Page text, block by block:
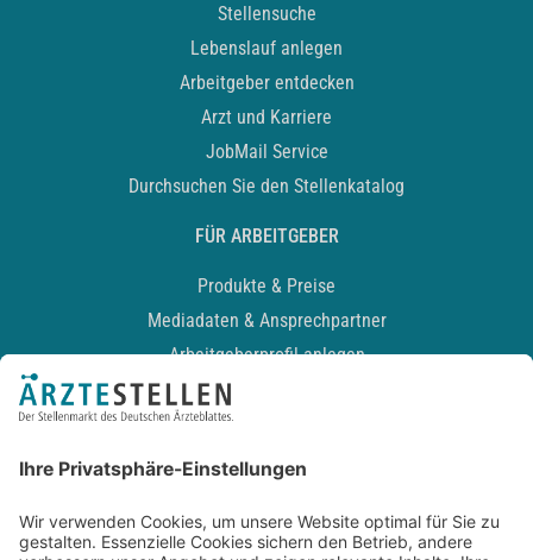
Stellensuche
Lebenslauf anlegen
Arbeitgeber entdecken
Arzt und Karriere
JobMail Service
Durchsuchen Sie den Stellenkatalog
FÜR ARBEITGEBER
Produkte & Preise
Mediadaten & Ansprechpartner
Arbeitgeberprofil anlegen
Recruiting-Podcast
Kontakt